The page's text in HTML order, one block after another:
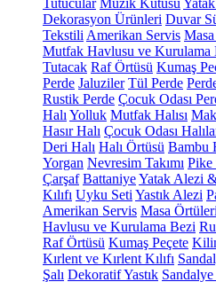
Tutucular Müzik Kutusu
Dekorasyon Ürünleri Duvar
Tekstili Amerikan Servis
Mutfak Havlusu ve Kurulama
Tutacak Raf Örtüsü Kumaş
Perde Jaluziler Tül Perde
Rustik Perde Çocuk Odası
Halı Yolluk Mutfak Halısı
Hasır Halı Çocuk Odası
Deri Halı Halı Örtüsü Bambu
Yorgan Nevresim Takımı Pike
Çarşaf BattaniyeYatak Alezi
Kılıfı Uyku Seti Yastık Alezi
Amerikan Servis Masa Örtüleri
Havlusu ve Kurulama Bezi
Raf Örtüsü Kumaş Peçete
Kırlent ve Kırlent Kılıfı
Şalı Dekoratif Yastık Sandalye